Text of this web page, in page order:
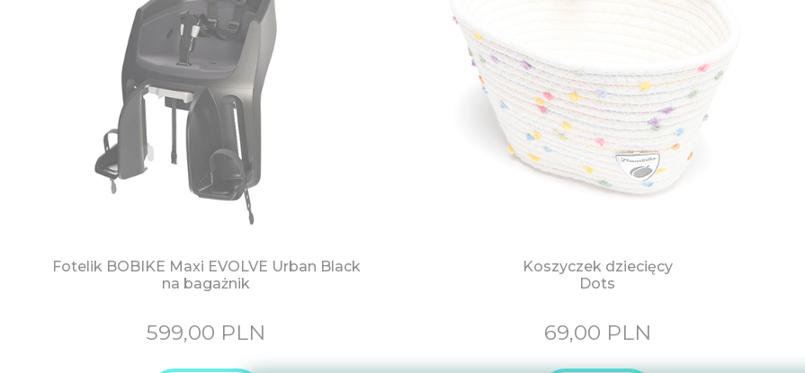
Fotelik BOBIKE Maxi EVOLVE Urban Black
na bagażnik
599,00 PLN
Koszyczek dziecięcy
Dots
69,00 PLN